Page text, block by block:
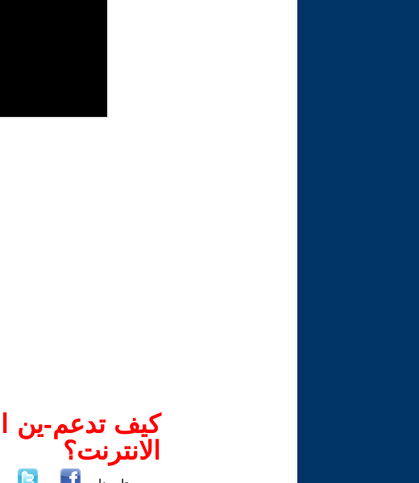
كيف تدعم-ين
الانترنت؟